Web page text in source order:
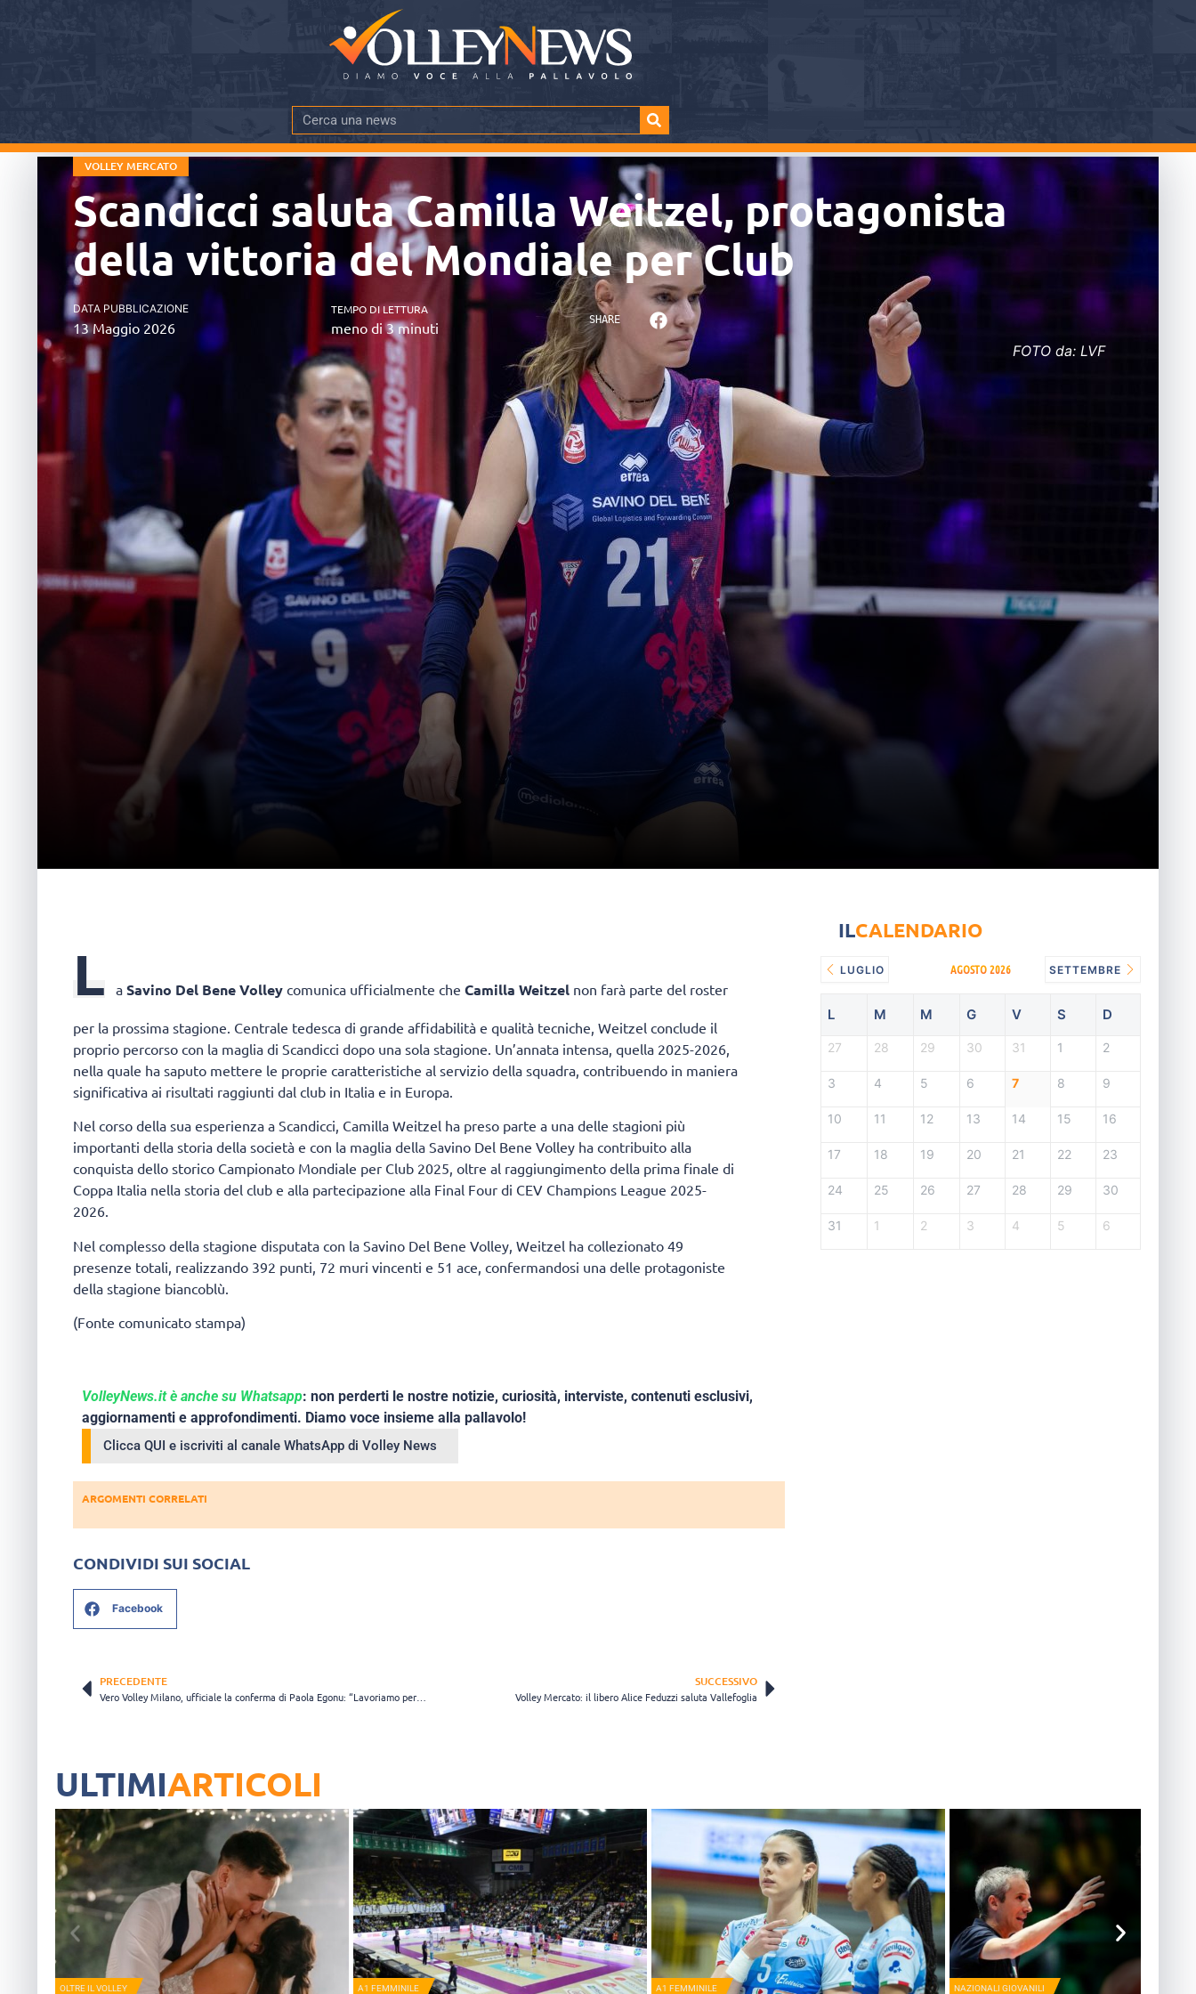
VOLLEY MERCATO
Scandicci saluta Camilla Weitzel, protagonista
della vittoria del Mondiale per Club
DATA PUBBLICAZIONE
13 Maggio 2026
TEMPO DI LETTURA
meno di 3 minuti SHARE
FOTO da: LVF
L a Savino Del Bene Volley comunica ufficialmente che Camilla Weitzel non farà parte del roster
per la prossima stagione. Centrale tedesca di grande affidabilità e qualità tecniche, Weitzel conclude il
proprio percorso con la maglia di Scandicci dopo una sola stagione. Un’annata intensa, quella 2025-2026,
nella quale ha saputo mettere le proprie caratteristiche al servizio della squadra, contribuendo in maniera
significativa ai risultati raggiunti dal club in Italia e in Europa.
Nel corso della sua esperienza a Scandicci, Camilla Weitzel ha preso parte a una delle stagioni più
importanti della storia della società e con la maglia della Savino Del Bene Volley ha contribuito alla
conquista dello storico Campionato Mondiale per Club 2025, oltre al raggiungimento della prima finale di
Coppa Italia nella storia del club e alla partecipazione alla Final Four di CEV Champions League 2025-
2026.
Nel complesso della stagione disputata con la Savino Del Bene Volley, Weitzel ha collezionato 49
presenze totali, realizzando 392 punti, 72 muri vincenti e 51 ace, confermandosi una delle protagoniste
della stagione biancoblù.
(Fonte comunicato stampa)
VolleyNews.it è anche su Whatsapp: non perderti le nostre notizie, curiosità, interviste, contenuti esclusivi,
aggiornamenti e approfondimenti. Diamo voce insieme alla pallavolo!
Clicca QUI e iscriviti al canale WhatsApp di Volley News
ARGOMENTI CORRELATI
CONDIVIDI SUI SOCIAL
Facebook
PRECEDENTE SUCCESSIVO
Volley Mercato: il libero Alice Feduzzi saluta Vallefoglia
ILCALENDARIO
LUGLIO AGOSTO 2026 SETTEMBRE
L M M G V S D
27 28 29 30 31 1 2
3 4 5 6 7 8 9
10 11 12 13 14 15 16
17 18 19 20 21 22 23
24 25 26 27 28 29 30
31 1 2 3 4 5 6
ULTIMIARTICOLI
OLTRE IL VOLLEY A1 FEMMINILE A1 FEMMINILE NAZIONALI GIOVANILI